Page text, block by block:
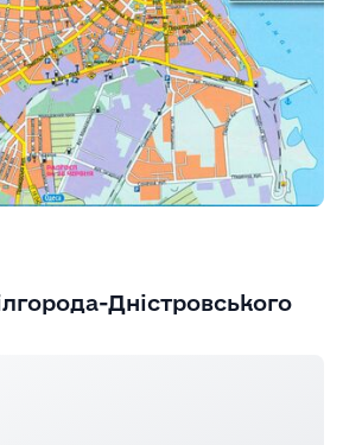
Дністровського